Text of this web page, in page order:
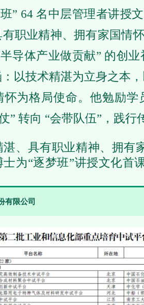
” 64 名中层管理者讲授
职业精神、拥有家国情
导体产业做贡献” 的创
以技术精湛为立身之本
怀为格局使命。他勉励学
” 转向 “会带队伍”，践行
湛、具有职业精神、拥有
为“逐梦班”讲授文化首
有限公司